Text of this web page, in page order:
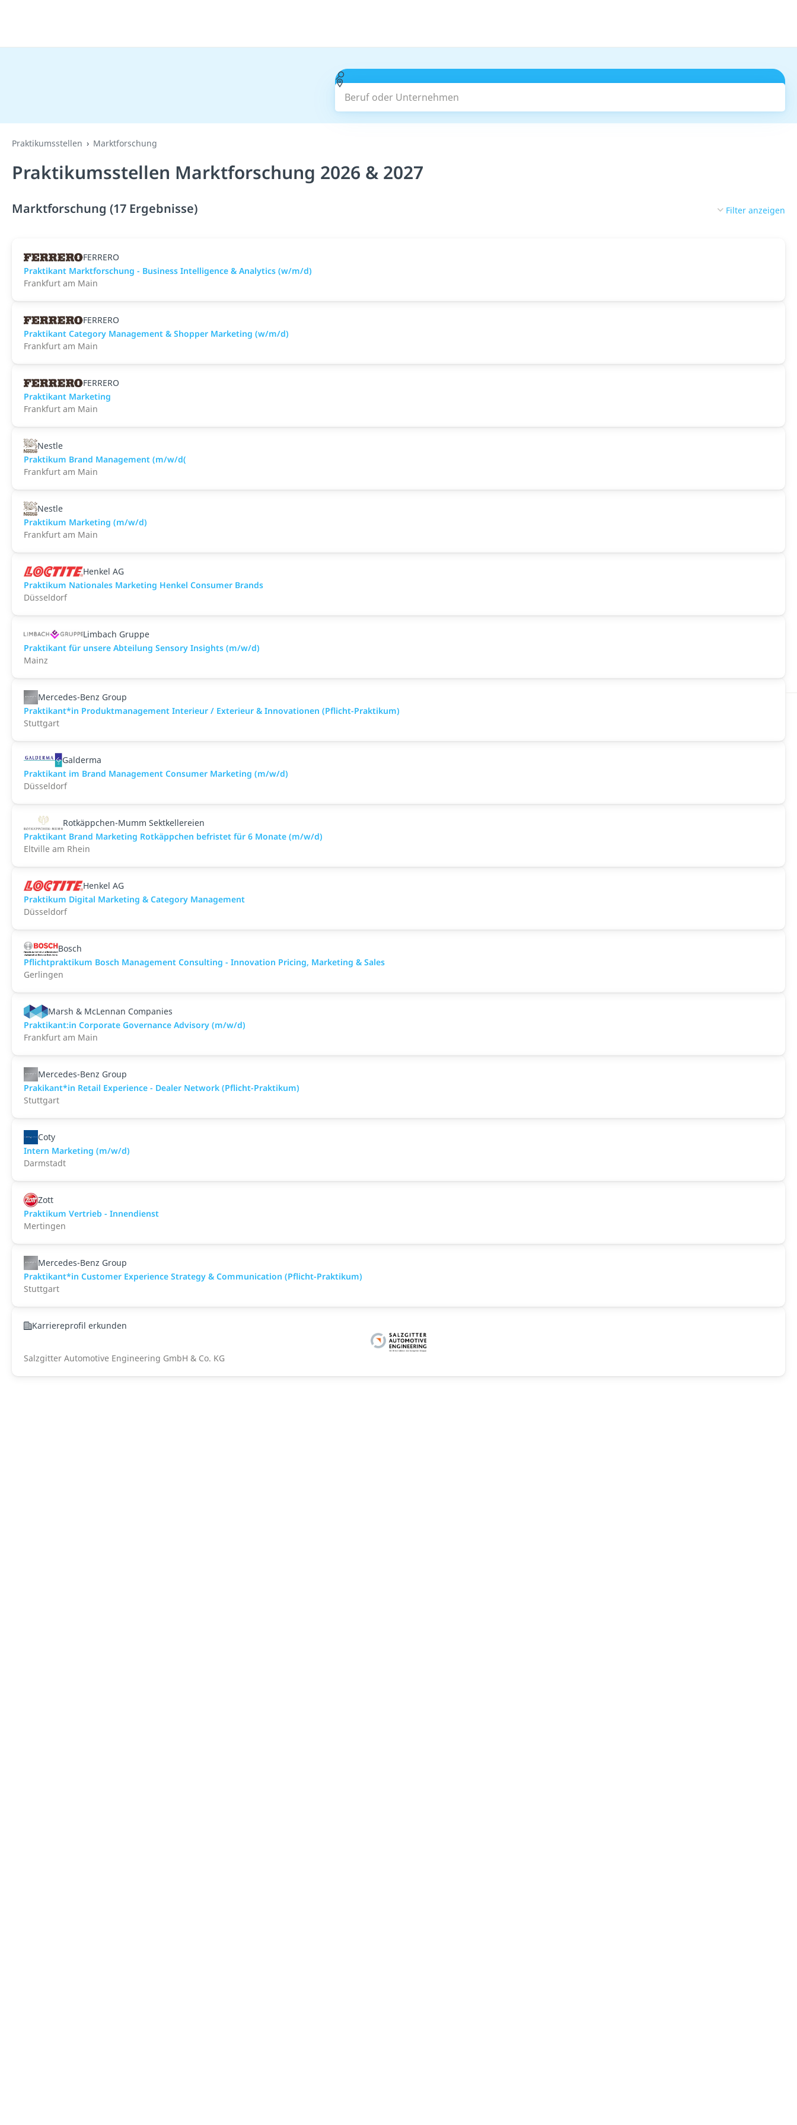
Beruf oder Unternehmen
Praktikumsstellen Marktforschung
Praktikumsstellen Marktforschung 2026 & 2027
Marktforschung (17 Ergebnisse) Filter anzeigen
FERRERO
Praktikant Marktforschung - Business Intelligence & Analytics (w/m/d)
Frankfurt am Main
FERRERO
Praktikant Category Management & Shopper Marketing (w/m/d)
Frankfurt am Main
FERRERO
Praktikant Marketing
Frankfurt am Main
Nestle
Praktikum Brand Management (m/w/d(
Frankfurt am Main
Nestle
Praktikum Marketing (m/w/d)
Frankfurt am Main
Henkel AG
Praktikum Nationales Marketing Henkel Consumer Brands
Düsseldorf
Limbach Gruppe
Praktikant für unsere Abteilung Sensory Insights (m/w/d)
Mainz
Mercedes-Benz Group
Praktikant*in Produktmanagement Interieur / Exterieur & Innovationen (Pflicht-Praktikum)
Stuttgart
Galderma
Praktikant im Brand Management Consumer Marketing (m/w/d)
Düsseldorf
Rotkäppchen-Mumm Sektkellereien
Praktikant Brand Marketing Rotkäppchen befristet für 6 Monate (m/w/d)
Eltville am Rhein
Henkel AG
Praktikum Digital Marketing & Category Management
Düsseldorf
Bosch
Pflichtpraktikum Bosch Management Consulting - Innovation Pricing, Marketing & Sales
Gerlingen
Marsh & McLennan Companies
Praktikant:in Corporate Governance Advisory (m/w/d)
Frankfurt am Main
Mercedes-Benz Group
Prakikant*in Retail Experience - Dealer Network (Pflicht-Praktikum)
Stuttgart
Coty
Intern Marketing (m/w/d)
Darmstadt
Zott
Praktikum Vertrieb - Innendienst
Mertingen
Mercedes-Benz Group
Praktikant*in Customer Experience Strategy & Communication (Pflicht-Praktikum)
Stuttgart
Karriereprofil erkunden
Salzgitter Automotive Engineering GmbH & Co. KG